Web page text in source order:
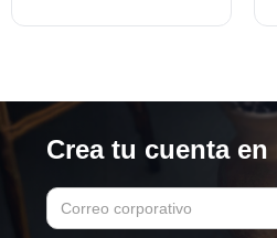
Crea tu cuenta